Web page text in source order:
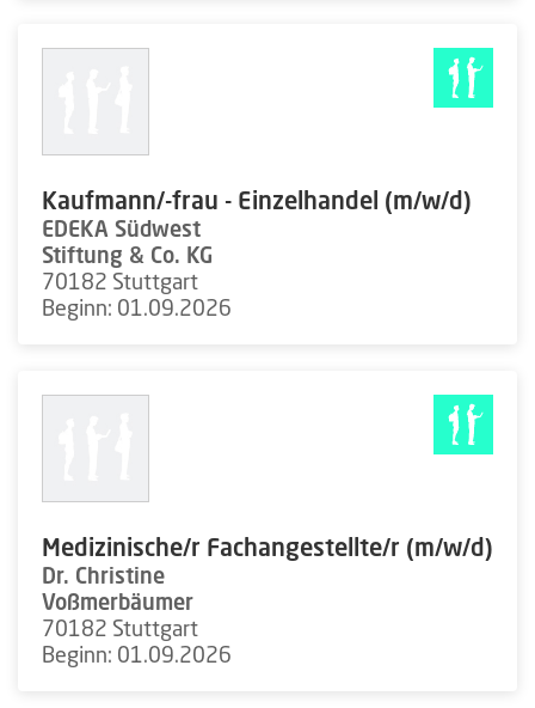
Kaufmann/-frau - Einzelhandel (m/w/d)
EDEKA Südwest
Stiftung & Co. KG
70182 Stuttgart
Beginn: 01.09.2026
Medizinische/r Fachangestellte/r (m/w/d)
Dr. Christine
Voßmerbäumer
70182 Stuttgart
Beginn: 01.09.2026